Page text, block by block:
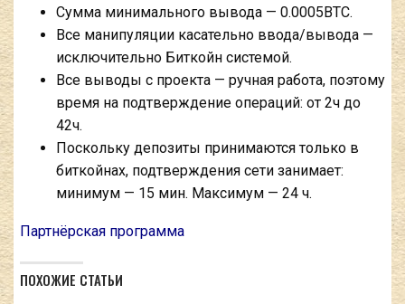
Сумма минимального вывода — 0.0005BTC.
Все манипуляции касательно ввода/вывода —
исключительно Биткойн системой.
Все выводы с проекта — ручная работа, поэтому
время на подтверждение операций: от 2ч до
42ч.
Поскольку депозиты принимаются только в
биткойнах, подтверждения сети занимает:
минимум — 15 мин. Максимум — 24 ч.
Партнёрская программа
ПОХОЖИЕ СТАТЬИ